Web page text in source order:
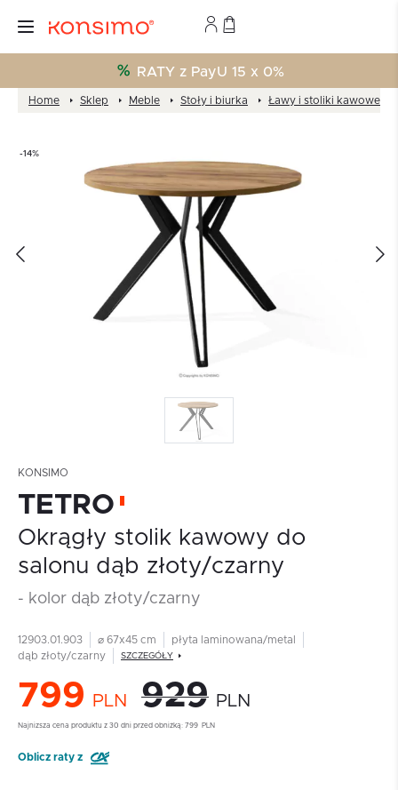
RATY z PayU 15 x 0%
Home Sklep Meble Stoły i biurka Ławy i stoliki kawowe
-14%
KONSIMO
TETRO
Okrągły stolik kawowy do
salonu dąb złoty/czarny
- kolor dąb złoty/czarny
12903.01.903 ⌀ 67x45 cm
płyta laminowana/metal
dąb złoty/czarny
SZCZEGÓŁY
799 PLN 929 PLN
Najnizsza cena produktu z 30 dni przed obniżką: 799 PLN
Oblicz raty z